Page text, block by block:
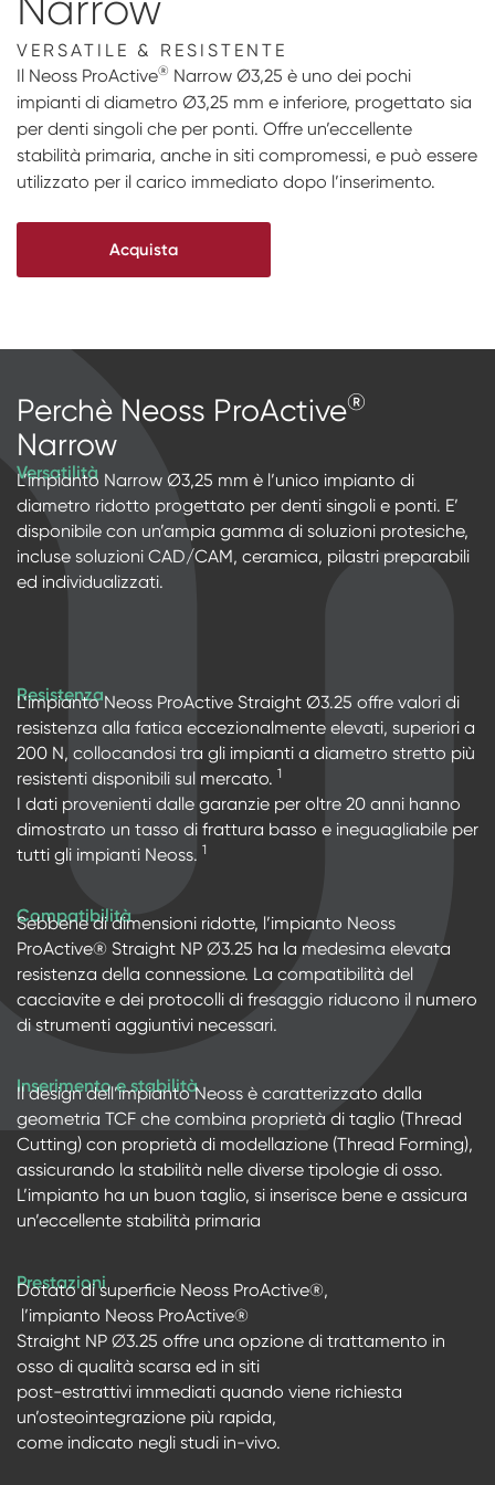
Transfer & Replica
Protesi Digitale
RFA
Scanner
Digital Download
NeossAcademy
IMPACT Study Club
VERSATILE & RESISTENTE
Il Neoss ProActive® Narrow Ø3,25 è uno dei pochi
impianti di diametro Ø3,25 mm e inferiore, progettato sia
per denti singoli che per ponti. Offre un’eccellente
stabilità primaria, anche in siti compromessi, e può essere
utilizzato per il carico immediato dopo l’inserimento.
Acquista
Perchè Neoss ProActive®
Narrow
Versatilità
L’impianto Narrow Ø3,25 mm è l’unico impianto di
diametro ridotto progettato per denti singoli e ponti. E’
disponibile con un’ampia gamma di soluzioni protesiche,
incluse soluzioni CAD/CAM, ceramica, pilastri preparabili
ed individualizzati.
Resistenza
L’impianto Neoss ProActive Straight Ø3.25 offre valori di
resistenza alla fatica eccezionalmente elevati, superiori a
200 N, collocandosi tra gli impianti a diametro stretto più
resistenti disponibili sul mercato. 1
I dati provenienti dalle garanzie per oltre 20 anni hanno
dimostrato un tasso di frattura basso e ineguagliabile per
tutti gli impianti Neoss. 1
Compatibilità
Sebbene di dimensioni ridotte, l’impianto Neoss
ProActive® Straight NP ∅3.25 ha la medesima elevata
resistenza della connessione. La compatibilità del
cacciavite e dei protocolli di fresaggio riducono il numero
di strumenti aggiuntivi necessari.
Inserimento e stabilità
Il design dell’impianto Neoss è caratterizzato dalla
geometria TCF che combina proprietà di taglio (Thread
Cutting) con proprietà di modellazione (Thread Forming),
assicurando la stabilità nelle diverse tipologie di osso.
L’impianto ha un buon taglio, si inserisce bene e assicura
un’eccellente stabilità primaria
Prestazioni
Dotato di superficie Neoss ProActive®,
l’impianto Neoss ProActive®
Straight NP ∅3.25 offre una opzione di trattamento in
osso di qualità scarsa ed in siti
post-estrattivi immediati quando viene richiesta
un’osteointegrazione più rapida,
come indicato negli studi in-vivo.